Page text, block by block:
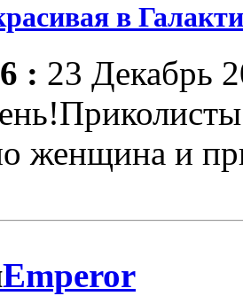
в
: 23 Декабрь
женщина и